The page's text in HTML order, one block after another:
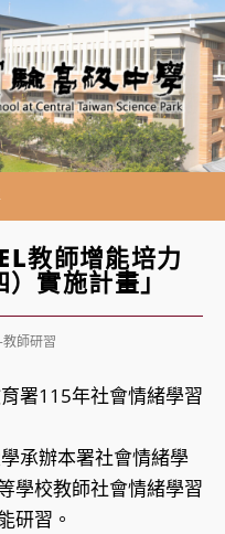
教師增能培力
實施計畫」
教師研習
署115年社會情緒學習
承辦本署社會情緒學
學校教師社會情緒學習
研習。